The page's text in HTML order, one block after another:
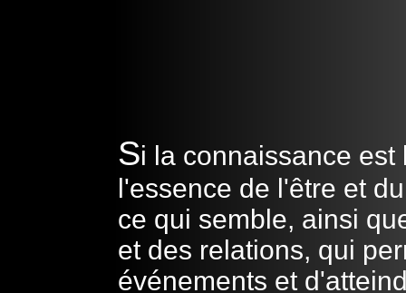
Si la connaissance
l'essence de l'être et
ce qui semble, ainsi
et des relations, qui
événements et